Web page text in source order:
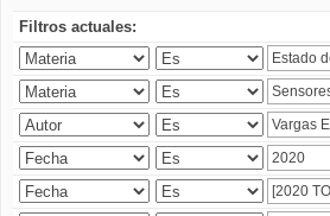
Filtros actuales: